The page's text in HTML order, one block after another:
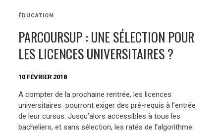
ÉDUCATION
PARCOURSUP : UNE SÉLECTION POUR
LES LICENCES UNIVERSITAIRES ?
10 FÉVRIER 2018
A compter de la prochaine rentrée, les licences
universitaires pourront exiger des pré-requis à l’entrée
de leur cursus. Jusqu’alors accessibles à tous les
bacheliers, et sans sélection, les ratés de l’algorithme